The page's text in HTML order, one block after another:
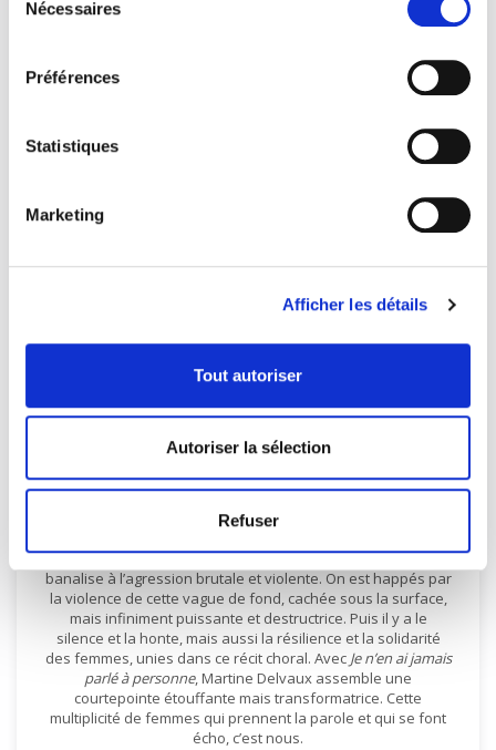
Nécessaires
Préférences
Statistiques
Marketing
Afficher les détails
Tout autoriser
Autoriser la sélection
Refuser
les images reçues, ce devrait être le plus grand des
aussi source de frustration et de colère. Une colère tue,
réprimée, mais réelle. N’oubliant pas que mars est aussi le
mois de la poésie, je ne peux recommander trop fortement
19,95
Ayant recueilli de nombreux témoignages de femmes dans
le cadre du mouvement #metoo, l’autrice et essayiste
Martine Delvaux a décidé d’en faire œuvre utile. Elle a
découpé et rassemblé des fragments de ces témoignages
pour n’en faire qu’un seul, d’une force inouïe. Ça commence
agressions, des petits assauts quasi quotidiens qu’on
banalise à l’agression brutale et violente. On est happés par
la violence de cette vague de fond, cachée sous la surface,
mais infiniment puissante et destructrice. Puis il y a le
silence et la honte, mais aussi la résilience et la solidarité
des femmes, unies dans ce récit choral. Avec Je n’en ai jamais
parlé à personne, Martine Delvaux assemble une
courtepointe étouffante mais transformatrice. Cette
multiplicité de femmes qui prennent la parole et qui se font
écho, c’est nous.